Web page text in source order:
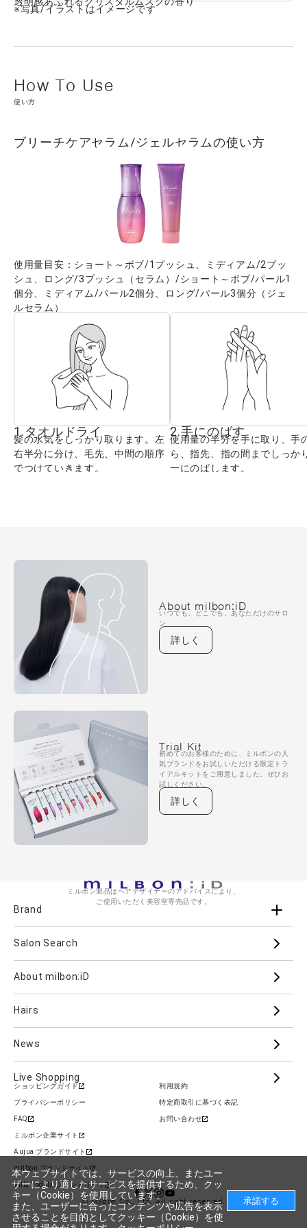
※写真/イラストはイメージです
使い方
ブリーチケアセラム/ジェルセラムの使い方
使用量目安：ショート～ボブ/1プッシュ、ミディアム/2プッ
シュ、ロング/3プッシュ（セラム）/ショート～ボブ/パール1
個分、ミディアム/パール2個分、ロング/パール3個分（ジェ
ルセラム）
1.タオルドライ
髪の水気をしっかり取ります。左
右半分に分け、毛先、中間の順序
でつけていきます。
2.手にのばす
使用量の半分を手に取り、手
ら、指先、指の間までしっか
一にのばします。
About milbon:iD
いつでも、どこでも、あなただけのサロ
ン
詳しく
Trial Kit
初めてのお客様のために、ミルボンの人
気ブランドをお試しいただける限定トラ
イアルキットをご用意しました。ぜひお
試しください。
詳しく
ミルボン製品はヘアデザイナーのアドバイスにより、
ご使用いただく美容室専売品です。
Brand
Aujua milbon
PJOLI
COLOR GADGET ALANOUS
Cosmetics
Beauty Care Styling Supplement
Salon Search
About milbon:iD
Hairs
News
Live Shopping
ショッピングガイド
プライバシーポリシー
FAQ
ミルボン企業サイト
Aujua ブランドサイト
milbon ブランドサイト
Villa Lodola ブランドサイト
利用規約
特定商取引に基づく表記
お問い合わせ
© Milbon Co., Ltd. All right reserved.
本ウェブサイトでは、サービスの向上、またユー
ザーにより適したサービスを提供するため、クッ
キー（Cookie）を使用しています。
また、ユーザーに合ったコンテンツや広告を表示
させることを目的としてクッキー（Cookie）を使